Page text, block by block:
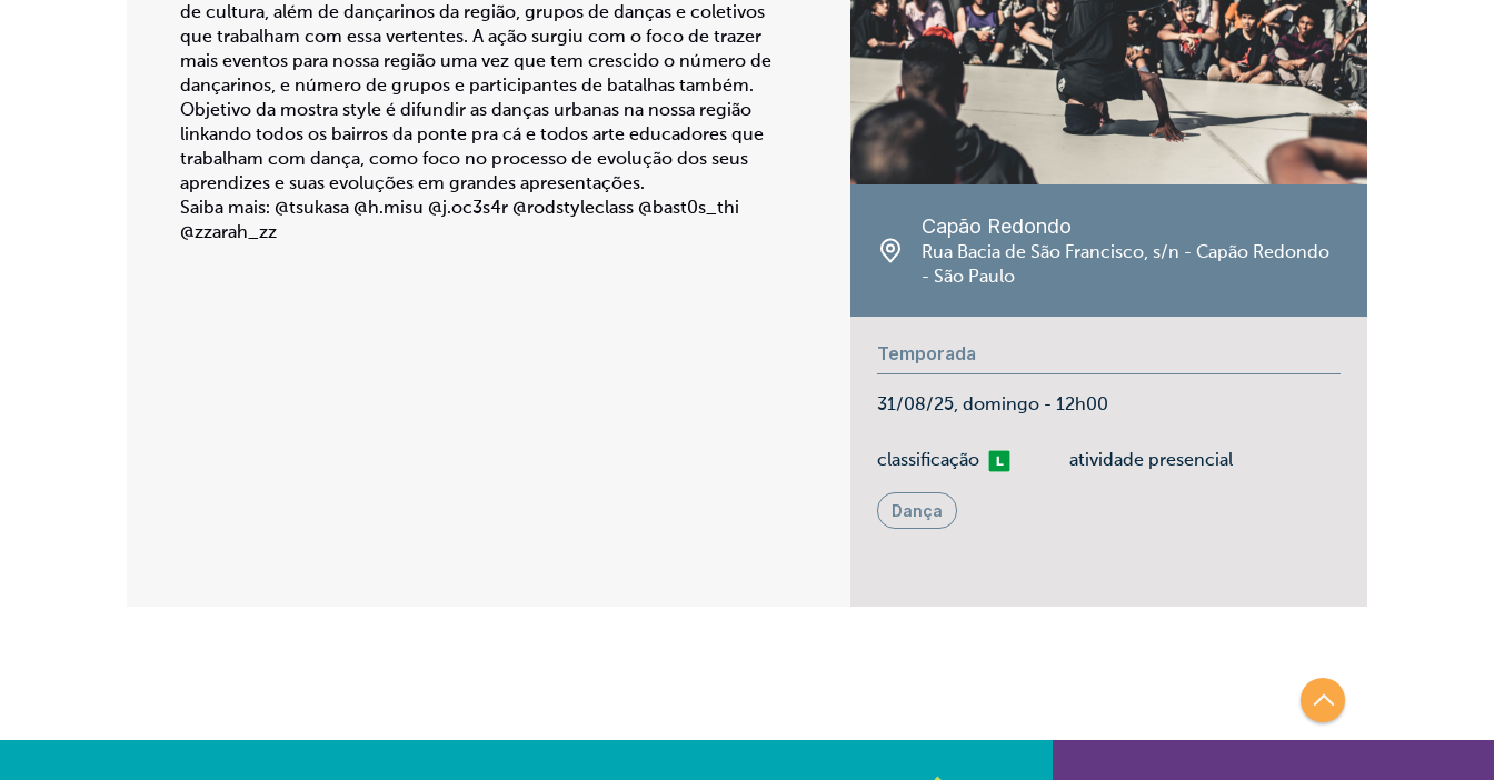
de cultura, além de dançarinos da região, grupos de danças e coletivos
que trabalham com essa vertentes. A ação surgiu com o foco de trazer
mais eventos para nossa região uma vez que tem crescido o número de
dançarinos, e número de grupos e participantes de batalhas também.
Objetivo da mostra style é difundir as danças urbanas na nossa região
linkando todos os bairros da ponte pra cá e todos arte educadores que
trabalham com dança, como foco no processo de evolução dos seus
aprendizes e suas evoluções em grandes apresentações.
Saiba mais: @tsukasa @h.misu @j.oc3s4r @rodstyleclass @bast0s_thi
@zzarah_zz
Capão Redondo
Rua Bacia de São Francisco, s/n - Capão Redondo
- São Paulo
Temporada
31/08/25, domingo - 12h00
classificaçãoLivre atividade presencial
Dança